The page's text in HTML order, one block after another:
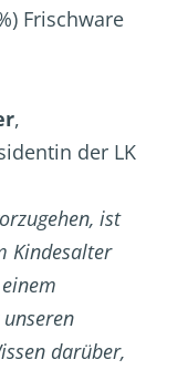
Frischware
,
der LK
ist
Kindesalter
darüber,